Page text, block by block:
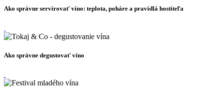
Ako správne servírovať víno: teplota, poháre a pravidlá hostiteľa
Ako správne degustovať víno